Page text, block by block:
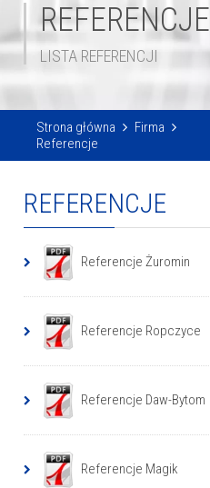
REFERENCJE
LISTA REFERENCJI
Strona główna
Firma
Referencje
REFERENCJE
Referencje Żuromin
Referencje Ropczyce
Referencje Daw-Bytom
Referencje Magik